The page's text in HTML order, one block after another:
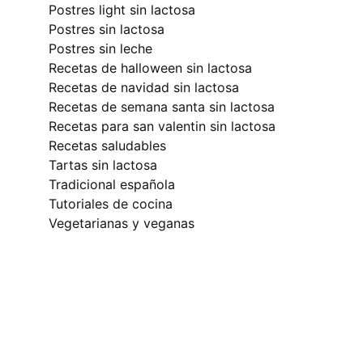
postres light sin lactosa
postres sin lactosa
postres sin leche
recetas de halloween sin lactosa
recetas de navidad sin lactosa
recetas de semana santa sin lactosa
recetas para san valentin sin lactosa
recetas saludables
tartas sin lactosa
tradicional española
tutoriales de cocina
vegetarianas y veganas